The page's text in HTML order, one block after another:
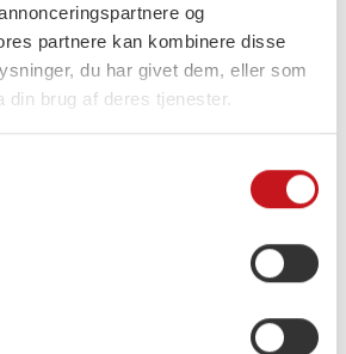
og
partnere kan kombinere disse
du har givet dem, eller som
din brug af deres tjenester.
kommune har brug for. Jeg
liv kommer før alt andet –
op til kommunalvalget.
er i centrum. Jeg mener, at
før systemet – og det er netop